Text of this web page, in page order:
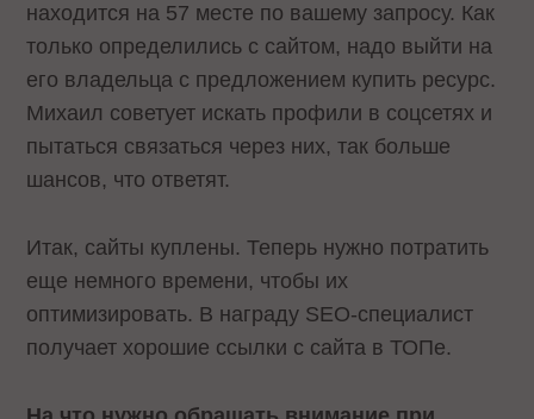
находится на 57 месте по вашему запросу. Как
только определились с сайтом, надо выйти на
его владельца с предложением купить ресурс.
Михаил советует искать профили в соцсетях и
пытаться связаться через них, так больше
шансов, что ответят.
Итак, сайты куплены. Теперь нужно потратить
еще немного времени, чтобы их
оптимизировать. В награду SEO-специалист
получает хорошие ссылки с сайта в ТОПе.